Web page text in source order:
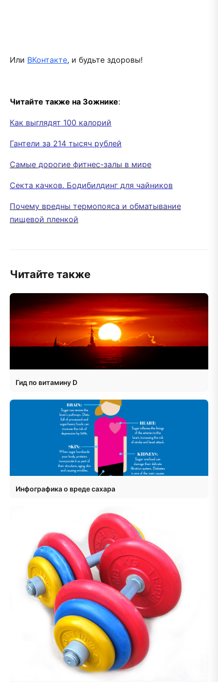
Или ВКонтакте, и будьте здоровы!
Читайте также на Зожнике:
Как выглядят 100 калорий
Гантели за 214 тысяч рублей
Самые дорогие фитнес-залы в мире
Секта качков. Бодибилдинг для чайников
Почему вредны термопояса и обматывание
пищевой пленкой
Читайте также
Гид по витамину D
Инфографика о вреде сахара